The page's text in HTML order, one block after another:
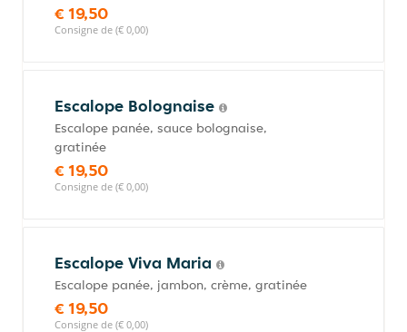
€ 19,50
Consigne de (€ 0,00)
Escalope Bolognaise
Escalope panée, sauce bolognaise,
gratinée
€ 19,50
Consigne de (€ 0,00)
Escalope Viva Maria
Escalope panée, jambon, crème, gratinée
€ 19,50
Consigne de (€ 0,00)